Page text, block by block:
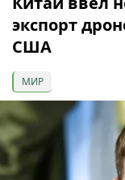
экспорт
США
МИР